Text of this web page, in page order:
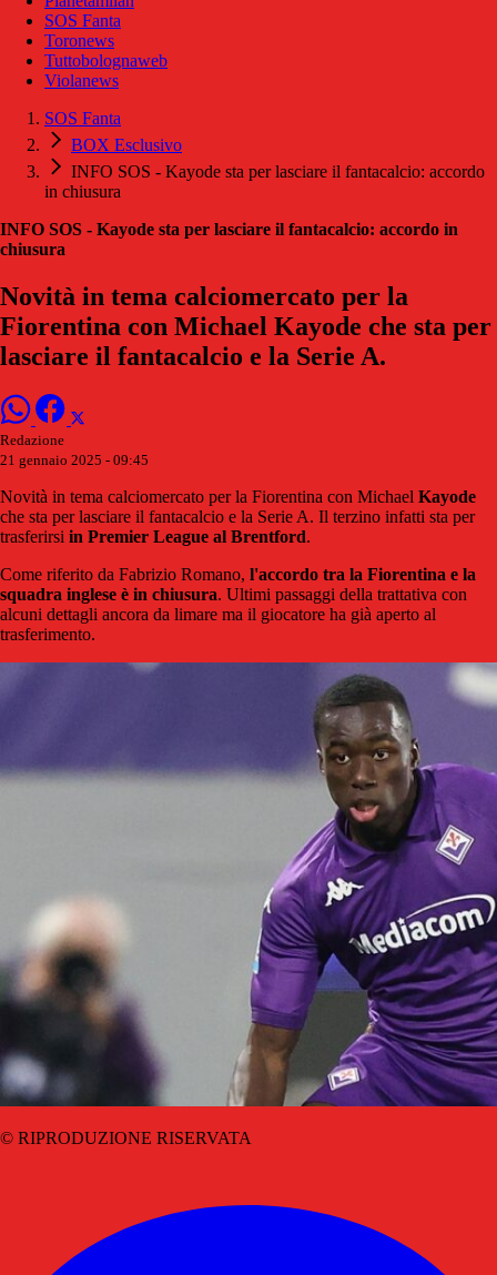
SOS Fanta
Toronews
Tuttobolognaweb
Violanews
SOS Fanta
BOX Esclusivo
INFO SOS - Kayode sta per lasciare il fantacalcio: accordo
in chiusura
INFO SOS - Kayode sta per lasciare il fantacalcio: accordo in
chiusura
Novità in tema calciomercato per la
Fiorentina con Michael Kayode che sta per
lasciare il fantacalcio e la Serie A.
Redazione
21 gennaio 2025 - 09:45
Novità in tema calciomercato per la Fiorentina con Michael Kayode
che sta per lasciare il fantacalcio e la Serie A. Il terzino infatti sta per
trasferirsi in Premier League al Brentford.
Come riferito da Fabrizio Romano, l'accordo tra la Fiorentina e la
squadra inglese è in chiusura. Ultimi passaggi della trattativa con
alcuni dettagli ancora da limare ma il giocatore ha già aperto al
trasferimento.
© RIPRODUZIONE RISERVATA